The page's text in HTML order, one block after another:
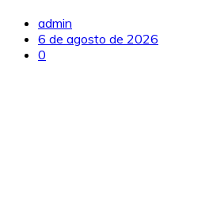
admin
6 de agosto de 2026
0